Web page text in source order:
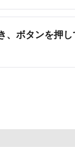
、ボタンを押